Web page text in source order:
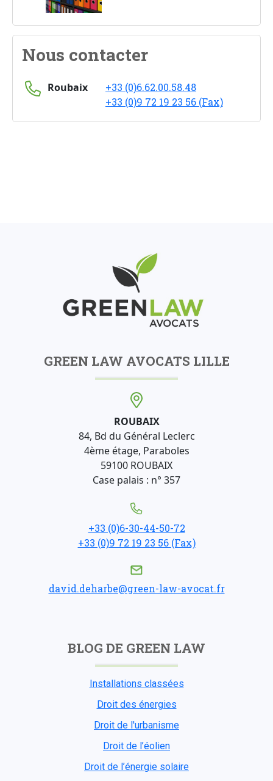
Nous contacter
Roubaix
+33 (0)6.62.00.58.48
+33 (0)9 72 19 23 56 (Fax)
GREEN LAW AVOCATS LILLE
ROUBAIX
84, Bd du Général Leclerc
4ème étage, Paraboles
59100 ROUBAIX
Case palais : n° 357
+33 (0)6-30-44-50-72
+33 (0)9 72 19 23 56 (Fax)
david.deharbe@green-law-avocat.fr
BLOG DE GREEN LAW
Installations classées
Droit des énergies
Droit de l'urbanisme
Droit de l’éolien
Droit de l’énergie solaire